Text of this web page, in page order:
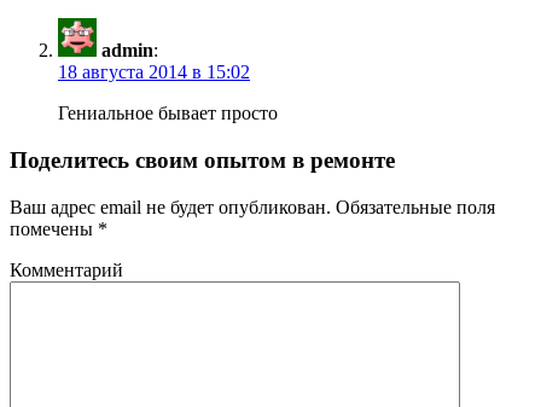
admin:
18 августа 2014 в 15:02
Гениальное бывает просто
Поделитесь своим опытом в ремонте
Ваш адрес email не будет опубликован. Обязательные поля
помечены *
Комментарий